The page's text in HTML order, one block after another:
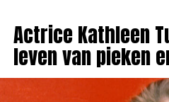
Actrice Kathleen
leven van pieken